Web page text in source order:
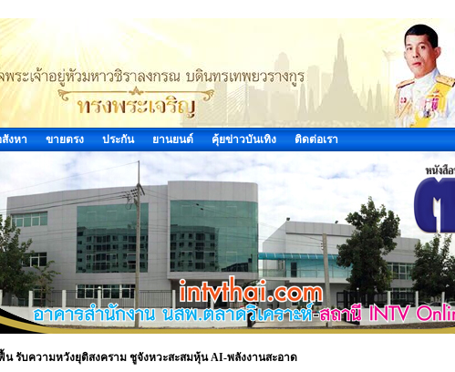
สังหา ขายตรง ประกัน ยานยนต์ คุ้ยข่าวบันเทิง ติดต่อเรา
รับความหวังยุติสงคราม ชูจังหวะสะสมหุ้น AI-พลังงานสะอาด